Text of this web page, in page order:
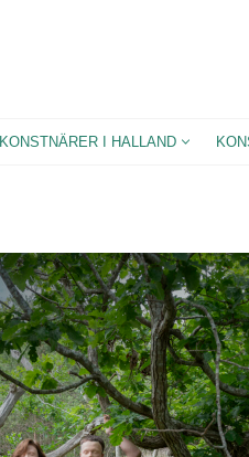
KONSTNÄRER I HALLAND